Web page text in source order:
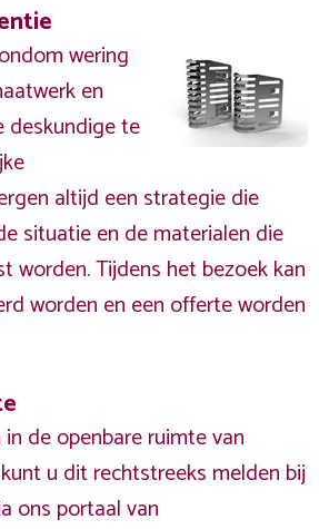
wering
en
deskundige te
altijd een strategie die
situatie en de materialen die
worden. Tijdens het bezoek kan
worden en een offerte worden
de openbare ruimte van
u dit rechtstreeks melden bij
ons portaal van